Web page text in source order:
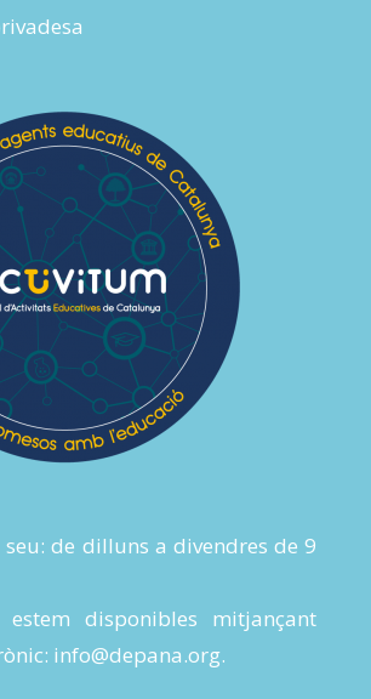
de dilluns a divendres de 9
disponibles mitjançant
info@depana.org.